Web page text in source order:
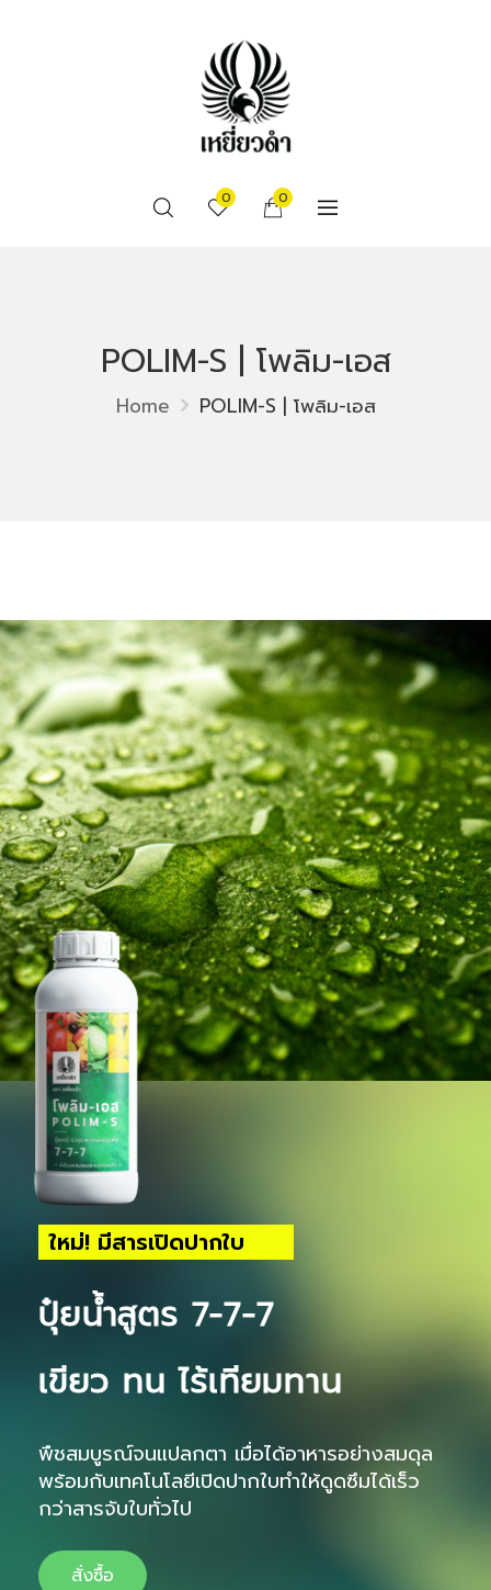
0 0
POLIM-S | โพลิม-เอส
Home POLIM-S | โพลิม-เอส
ใหม่! มีสารเปิดปากใบ
ปุ๋ยน้ำสูตร 7-7-7
เขียว ทน ไร้เทียมทาน
พืชสมบูรณ์จนแปลกตา เมื่อได้อาหารอย่างสมดุล
พร้อมกับเทคโนโลยีเปิดปากใบทำให้ดูดซึมได้เร็ว
กว่าสารจับใบทั่วไป
สั่งซื้อ